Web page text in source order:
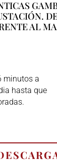
AL
minutos a
hasta que